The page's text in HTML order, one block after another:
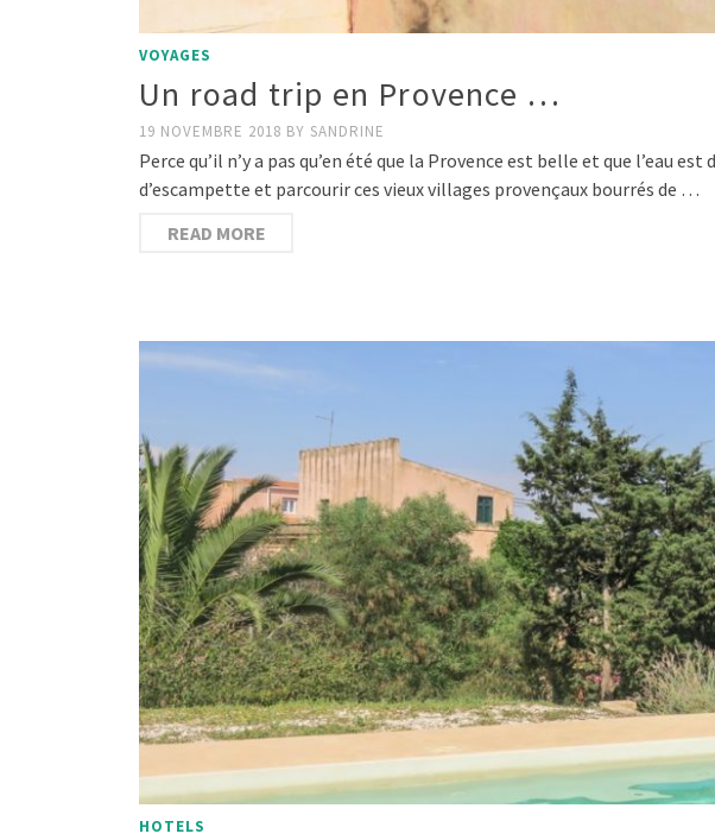
VOYAGES
Un road trip en Provence …
19 NOVEMBRE 2018 BY SANDRINE
Perce qu’il n’y a pas qu’en été que la Provence est belle et que l’eau
d’escampette et parcourir ces vieux villages provençaux bourrés de …
READ MORE
HOTELS